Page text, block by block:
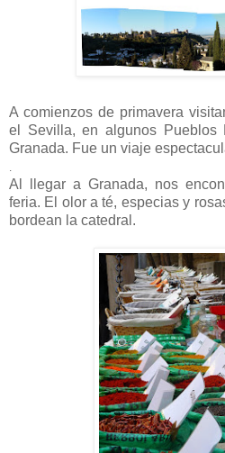
A comienzos de primavera
el Sevilla, en algunos Pueblos
Granada. Fue un viaje
.
Al llegar a Granada, nos
feria. El olor a té, especias y
bordean la catedral.